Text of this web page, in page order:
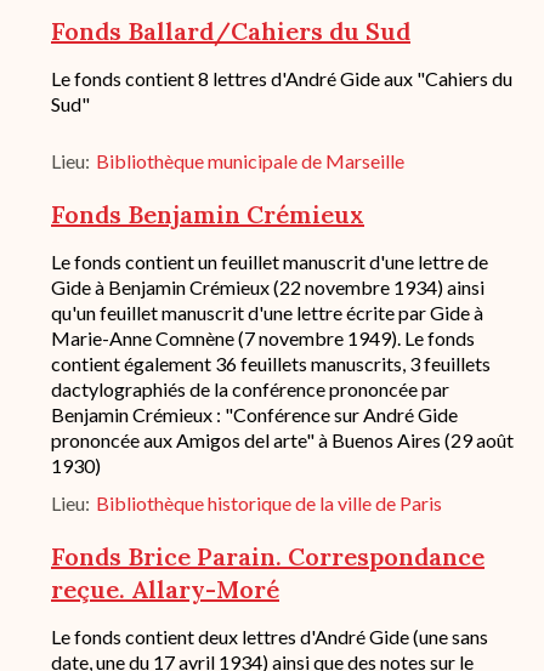
conservation
Fonds Ballard/Cahiers du Sud
Description
succincte
/
de
conservation
Le fonds contient 8 lettres d'André Gide aux "Cahiers du
Sud"
Lieu Bibliothèque municipale de Marseille
Fonds Benjamin Crémieux
Description
succincte
fond
/
historique
de
conservation
Le fonds contient un feuillet manuscrit d'une lettre de
Gide à Benjamin Crémieux (22 novembre 1934) ainsi
qu'un feuillet manuscrit d'une lettre écrite par Gide à
Marie-Anne Comnène (7 novembre 1949). Le fonds
contient également 36 feuillets manuscrits, 3 feuillets
dactylographiés de la conférence prononcée par
Benjamin Crémieux : "Conférence sur André Gide
prononcée aux Amigos del arte" à Buenos Aires (29 août
1930)
Lieu Bibliothèque historique de la ville de Paris
Fonds Brice Parain. Correspondance
reçue. Allary-Moré
Description
succincte
Le fonds contient deux lettres d'André Gide (une sans
date, une du 17 avril 1934) ainsi que des notes sur le